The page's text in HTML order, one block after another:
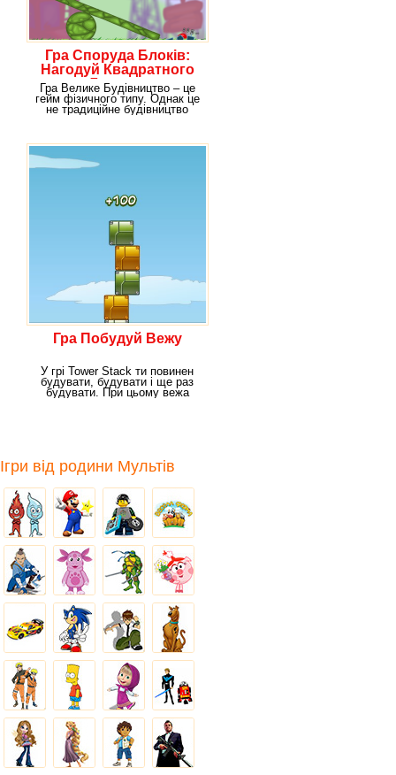
Гра Споруда Блоків:
Нагодуй Квадратного
Людини
Гра Велике Будівництво – це
гейм фізичного типу. Однак це
не традиційне будівництво
Гра Побудуй Вежу
У грі Tower Stack ти повинен
будувати, будувати і ще раз
будувати. При цьому вежа
Ігри від родини Мультів